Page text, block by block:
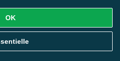
unserer Erklärung
OK